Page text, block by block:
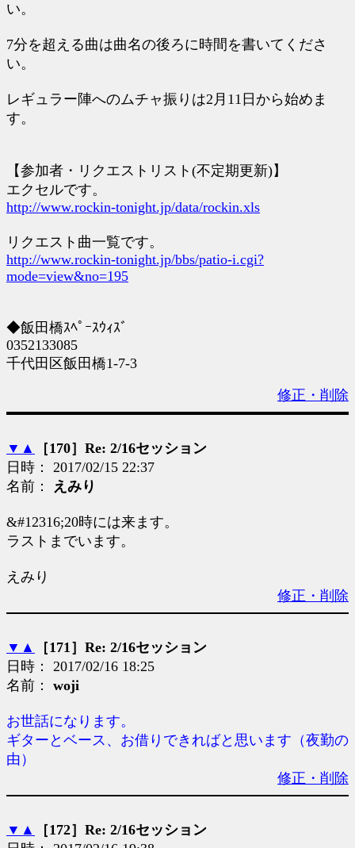
い。
7分を超える曲は曲名の後ろに時間を書いてくださ
い。
レギュラー陣へのムチャ振りは2月11日から始めま
す。
【参加者・リクエストリスト(不定期更新)】
エクセルです。
http://www.rockin-tonight.jp/data/rockin.xls
リクエスト曲一覧です。
http://www.rockin-tonight.jp/bbs/patio-i.cgi?
mode=view&no=195
◆飯田橋ｽﾍﾟｰｽｳｨｽﾞ
0352133085
千代田区飯田橋1-7-3
修正・削除
▼ ▲
［170］Re: 2/16セッション
日時： 2017/02/15 22:37
名前： えみり
&#12316;20時には来ます。
ラストまでいます。
えみり
修正・削除
▼ ▲
［171］Re: 2/16セッション
日時： 2017/02/16 18:25
名前： woji
お世話になります。
ギターとベース、お借りできればと思います（夜勤の
由）
修正・削除
▼ ▲
［172］Re: 2/16セッション